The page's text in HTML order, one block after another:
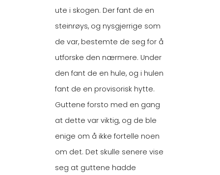
ute i skogen. Der fant de en
steinrøys, og nysgjerrige som
de var, bestemte de seg for å
utforske den nærmere. Under
den fant de en hule, og i hulen
fant de en provisorisk hytte.
Guttene forsto med en gang
at dette var viktig, og de ble
enige om å ikke fortelle noen
om det. Det skulle senere vise
seg at guttene hadde